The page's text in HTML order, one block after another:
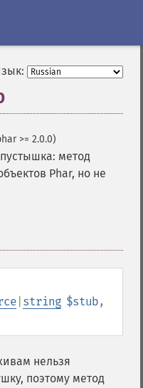
>= 2.0.0)
метод
Phar, но не
string $stub,
нельзя
поэтому метод